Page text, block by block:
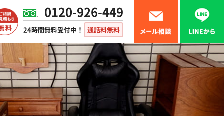
0120-926-449
24時間無料受付中！ 通話料無料